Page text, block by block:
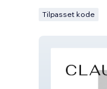
Tilpasset kode